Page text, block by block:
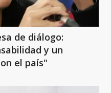
de diálogo:
y un
el país"